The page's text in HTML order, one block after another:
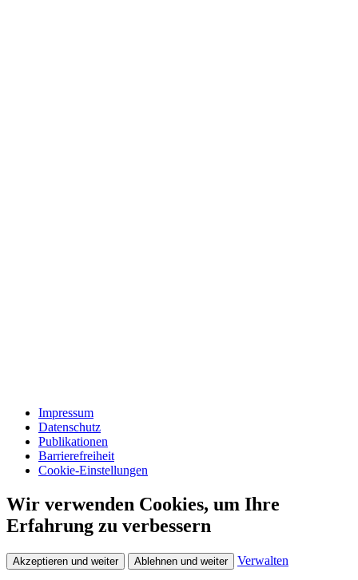
Impressum
Datenschutz
Publikationen
Barrierefreiheit
Cookie-Einstellungen
Wir verwenden Cookies, um Ihre
Erfahrung zu verbessern
Akzeptieren und weiter Ablehnen und weiter Verwalten